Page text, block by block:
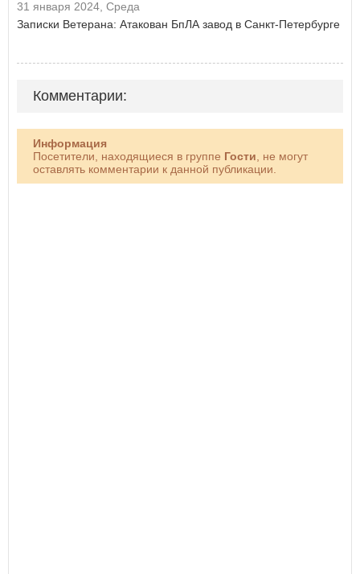
31 января 2024, Среда
Записки Ветерана: Атакован БпЛА завод в Санкт-Петербурге
Комментарии:
Информация
Посетители, находящиеся в группе Гости , не могут
оставлять комментарии к данной публикации.